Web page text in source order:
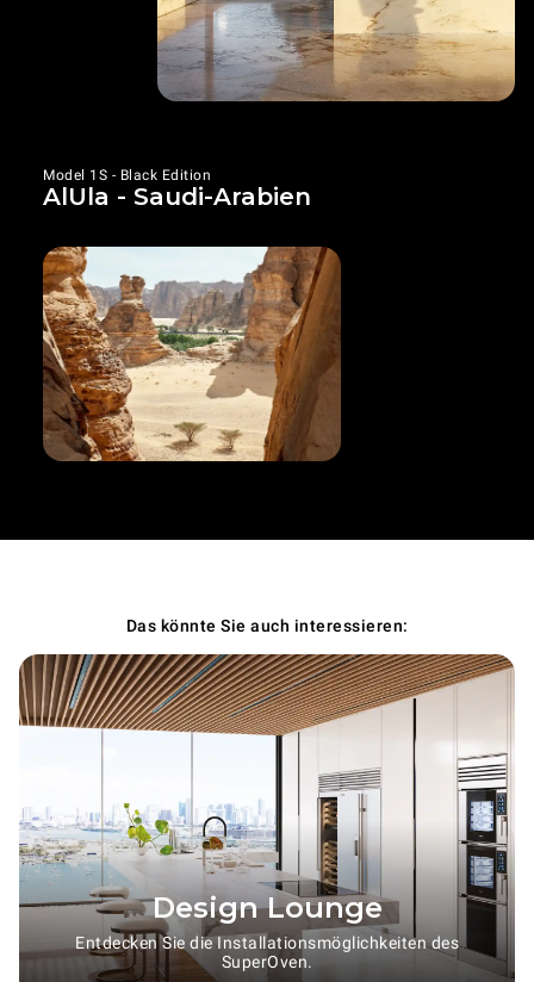
Model 1S - Black Edition
AlUla - Saudi-Arabien
Das könnte Sie auch interessieren:
Design Lounge
Entdecken Sie die Installationsmöglichkeiten des
SuperOven.